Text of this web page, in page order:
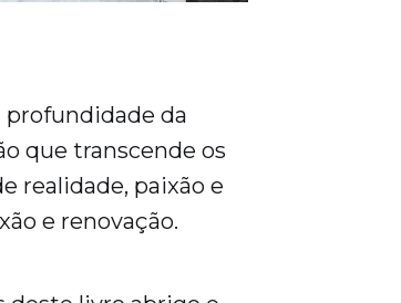
profundidade da
que transcende os
realidade, paixão e
e renovação.